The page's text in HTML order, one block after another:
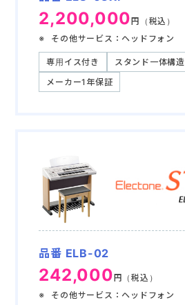
2,200,000円（税込）
その他サービス：ヘッドフォン
専用イス付き
スタンド一体構造
メーカー1年保証
品番 ELB-02
242,000 円（税込）
その他サービス：ヘッドフォン